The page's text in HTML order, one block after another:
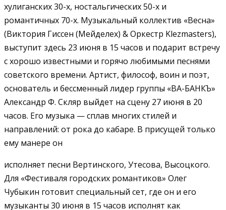
хулиганских 30-х, ностальгических 50-х и
романтичных 70-х. Музыкальный коллектив «Весна»
(Виктория Гиссен (Мейделех) & Оркестр Klezmasters),
выступит здесь 23 июня в 15 часов и подарит встречу
с хорошо известными и горячо любимыми песнями
советского времени. Артист, философ, воин и поэт,
основатель и бессменный лидер группы «ВА-БАНКЪ»
Александр Ф. Скляр выйдет на сцену 27 июня в 20
часов. Его музыка — сплав многих стилей и
направлений: от рока до кабаре. В присущей только
ему манере он
исполняет песни Вертинского, Утесова, Высоцкого.
Для «Фестиваля городских романтиков» Олег
Чубыкин готовит специальный сет, где он и его
музыканты 30 июня в 15 часов исполнят как